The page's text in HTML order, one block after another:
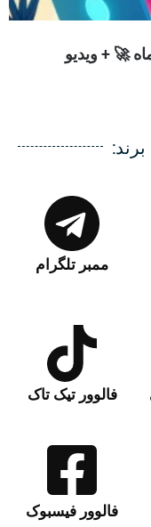
ممبر تلگرام
فالوور تیک تاک
فالوور فیسبوک